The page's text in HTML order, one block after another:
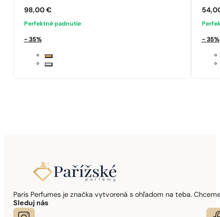
98,00 €
Perfektné padnutie
- 35% - 35%
Paris Perfumes je značka vytvorená s ohľadom na teba.
Sleduj nás